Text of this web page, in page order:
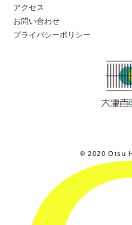
アクセス
お問い合わせ
プライバシーポリシー
© 2020 Otsu